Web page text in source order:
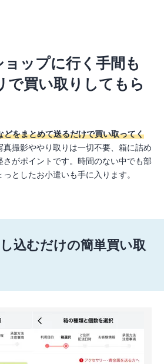
ップに行く手間も
で買い取りしてもら
どをまとめて送るだけで買い取ってく
真撮影ややり取りは一切不要、箱に詰め
さがポイントです。時間のない中でも部
としたお小遣いも手に入ります。
込むだけの簡単買い取